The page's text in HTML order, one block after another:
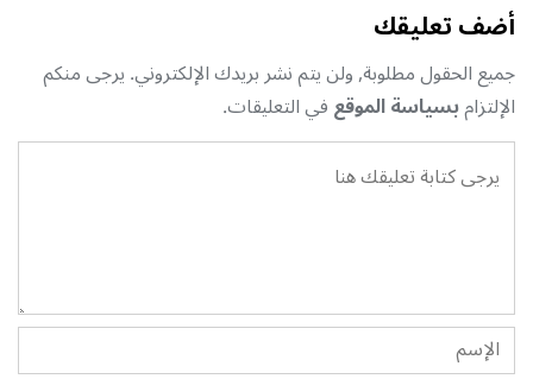
أضف تعليقك
جميع الحقول مطلوبة, ولن يتم نشر بريدك الإلكتروني. يرجى منكم
الإلتزامبسياسة الموقعفي التعليقات.